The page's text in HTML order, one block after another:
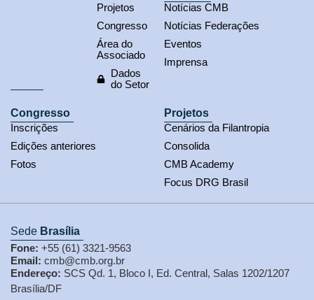
Projetos
Congresso
Área do
Associado
Dados
do Setor
Notícias CMB
Notícias Federações
Eventos
Imprensa
Congresso
Inscrições
Edições anteriores
Fotos
Projetos
Cenários da Filantropia
Consolida
CMB Academy
Focus DRG Brasil
Sede Brasília
Fone: +55 (61) 3321-9563
Email: cmb@cmb.org.br
Endereço: SCS Qd. 1, Bloco I, Ed. Central, Salas 1202/1207
Brasília/DF